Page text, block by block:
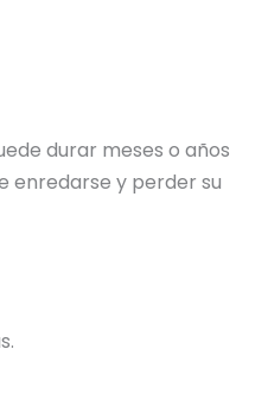
durar meses o años
enredarse y perder su